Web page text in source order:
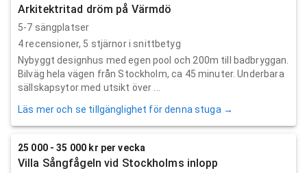
Arkitektritad dröm på Värmdö
5-7 sängplatser
4recensioner, 5 stjärnor i snittbetyg
Nybyggt designhus med egen pool och 200m till badbryggan.
Bilväg hela vägen från Stockholm, ca 45 minuter. Underbara
sällskapsytor med utsikt över ...
Läs mer och se tillgänglighet för denna stuga →
25 000 - 35 000 kr per vecka
Villa Sångfågeln vid Stockholms inlopp